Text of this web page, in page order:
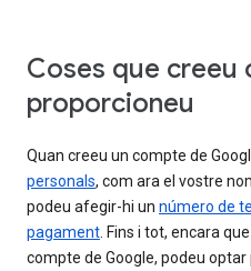
Coses que creeu
proporcioneu
Quan creeu un compte de
personals, com ara el vostre
podeu afegir-hi un número de
pagament. Fins i tot, encara
compte de Google, podeu